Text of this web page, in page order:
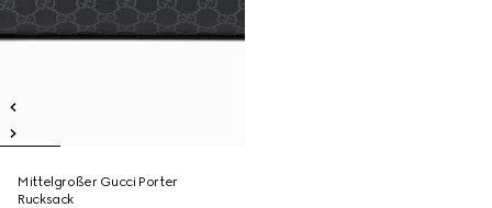
Mittelgroßer Gucci Porter
Rucksack